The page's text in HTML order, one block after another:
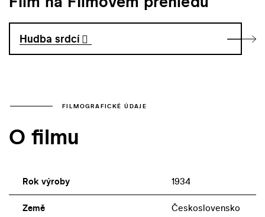
Hudba srdcí
FILMOGRAFICKÉ ÚDAJE
O filmu
Rok výroby 1934
Země Československo